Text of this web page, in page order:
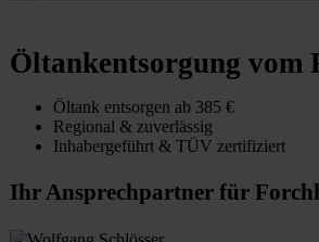
Öltankentsorgung vom
Öltank entsorgen ab 385 €
Regional & zuverlässig
Inhabergeführt & TÜV zertifiziert
Ihr Ansprechpartner für